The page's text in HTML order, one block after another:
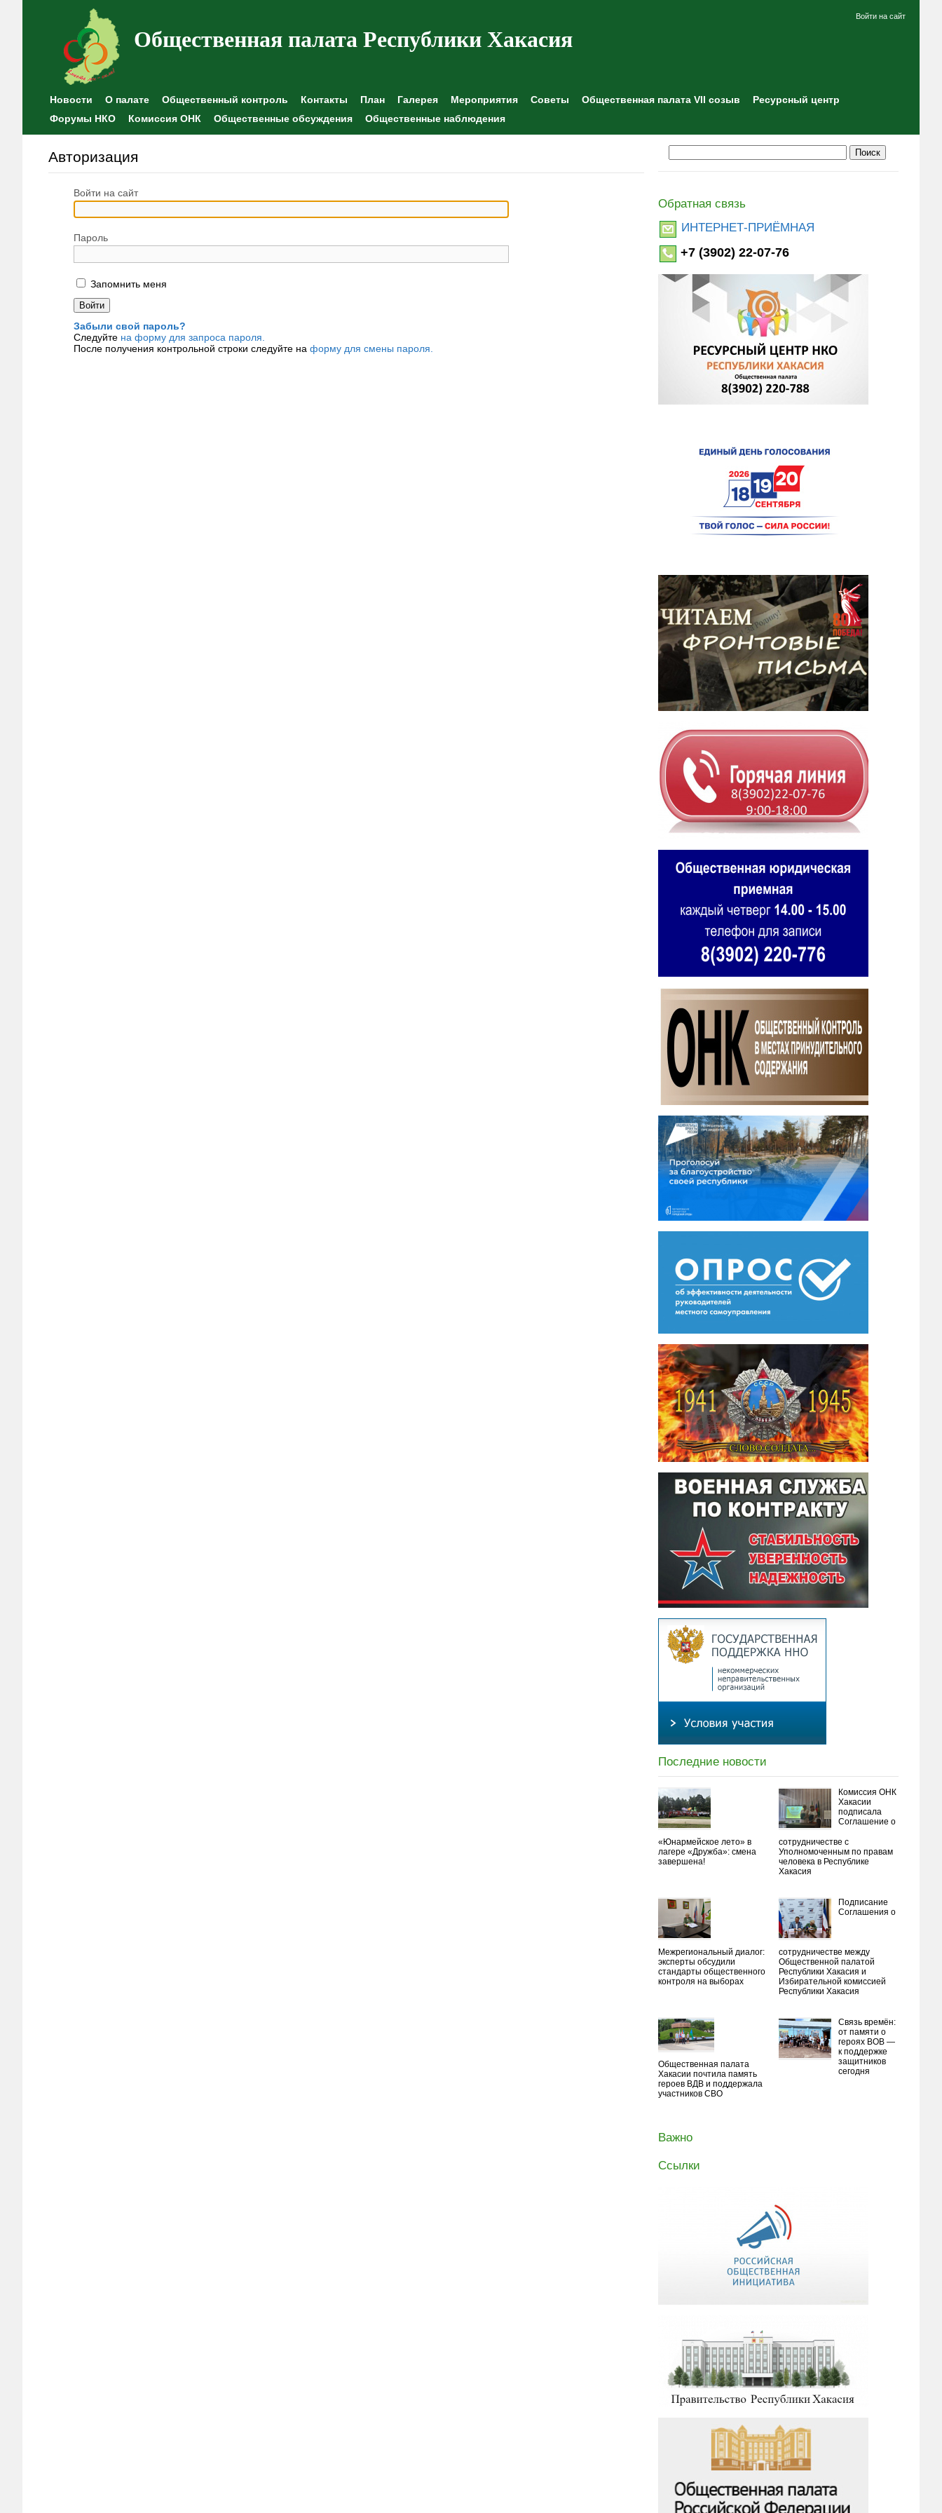
Общественная палата Республики Хакасия
Войти на сайт
Новости О палате Общественный контроль Контакты План Галерея Мероприятия Советы Общественная палата VII созыв
Ресурсный центр
Форумы НКО
Комиссия ОНК Общественные обсуждения Общественные наблюдения
Авторизация
Войти на сайт
Пароль
Запомнить меня
Забыли свой пароль?
Следуйте на форму для запроса пароля.
После получения контрольной строки следуйте на форму для смены пароля.
Обратная связь
ИНТЕРНЕТ-ПРИЁМНАЯ
+7 (3902) 22-07-76
Последние новости
«Юнармейское лето» в
лагере «Дружба»: смена
завершена!
Комиссия ОНК
Хакасии
подписала
Соглашение о
сотрудничестве с
Уполномоченным по правам
человека в Республике
Хакасия
Межрегиональный диалог:
эксперты обсудили
стандарты общественного
контроля на выборах
Подписание
Соглашения о
сотрудничестве между
Общественной палатой
Республики Хакасия и
Избирательной комиссией
Республики Хакасия
Общественная палата
Хакасии почтила память
героев ВДВ и поддержала
участников СВО
Связь времён:
от памяти о
героях ВОВ —
к поддержке
защитников
сегодня
Важно
Ссылки